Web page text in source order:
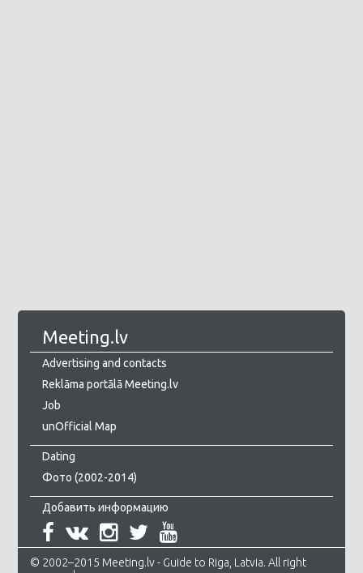
Meeting.lv
Advertising and contacts
Reklāma portālā Meeting.lv
Job
unOfficial Map
Dating
Фото (2002-2014)
Добавить информацию
© 2002–2015 Meeting.lv - Guide to Riga, Latvia. All right